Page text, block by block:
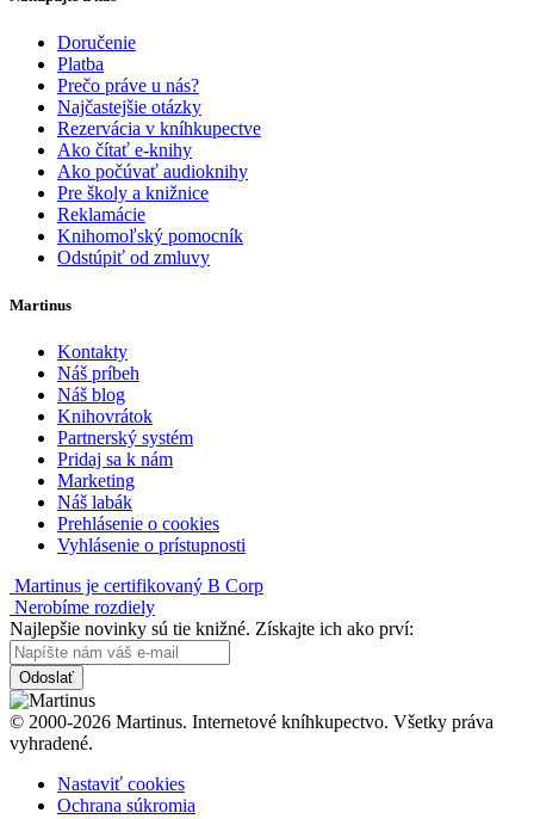
Doručenie
Platba
Prečo práve u nás?
Najčastejšie otázky
Rezervácia v kníhkupectve
Ako čítať e-knihy
Ako počúvať audioknihy
Pre školy a knižnice
Reklamácie
Knihomoľský pomocník
Odstúpiť od zmluvy
Martinus
Kontakty
Náš príbeh
Náš blog
Knihovrátok
Partnerský systém
Pridaj sa k nám
Marketing
Náš labák
Prehlásenie o cookies
Vyhlásenie o prístupnosti
Martinus je certifikovaný B Corp
Nerobíme rozdiely
Najlepšie novinky sú tie knižné. Získajte ich ako prví:
Odoslať
© 2000-2026 Martinus. Internetové kníhkupectvo. Všetky práva
vyhradené.
Nastaviť cookies
Ochrana súkromia